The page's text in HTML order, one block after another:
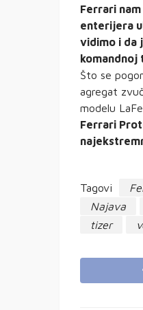
Ferrari
enterijera
vidimo i da
komandnoj
Što se
agregat
modelu
Ferrari
Tagovi
Najava
tizer